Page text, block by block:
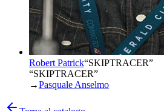
Robert Patrick“SKIPTRACER”
“SKIPTRACER”
→Pasquale Anselmo